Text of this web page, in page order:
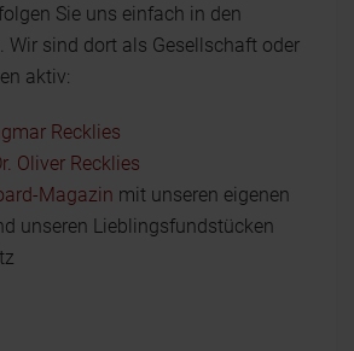
Sie uns einfach in den
Wir sind dort als Gesellschaft oder
aktiv:
Recklies
Oliver Recklies
Magazin mit unseren eigenen
unseren Lieblingsfundstücken